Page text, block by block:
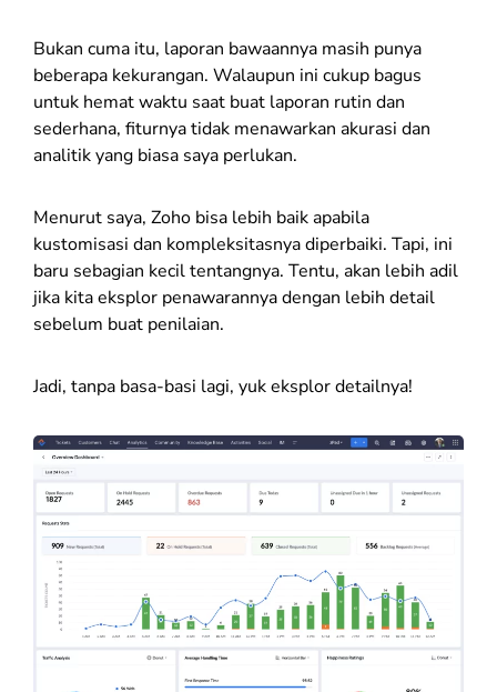
Bukan cuma itu, laporan bawaannya masih punya
beberapa kekurangan. Walaupun ini cukup bagus
untuk hemat waktu saat buat laporan rutin dan
sederhana, fiturnya tidak menawarkan akurasi dan
analitik yang biasa saya perlukan.
Menurut saya, Zoho bisa lebih baik apabila
kustomisasi dan kompleksitasnya diperbaiki. Tapi, ini
baru sebagian kecil tentangnya. Tentu, akan lebih adil
jika kita eksplor penawarannya dengan lebih detail
sebelum buat penilaian.
Jadi, tanpa basa-basi lagi, yuk eksplor detailnya!